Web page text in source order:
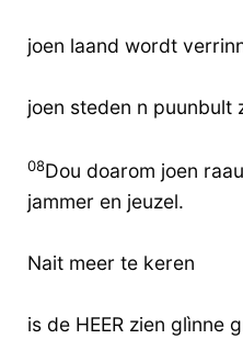
joen laand wordt
joen steden n puunbult
08Dou doarom joen
jammer en jeuzel.
Nait meer te keren
is de HEER zien glìnne